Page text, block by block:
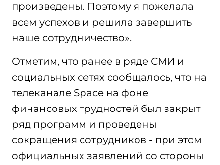
произведены. Поэтому я пожелала
всем успехов и решила завершить
наше сотрудничество».
Отметим, что ранее в ряде СМИ и
социальных сетях сообщалось, что на
телеканале Space на фоне
финансовых трудностей был закрыт
ряд программ и проведены
сокращения сотрудников - при этом
официальных заявлений со стороны